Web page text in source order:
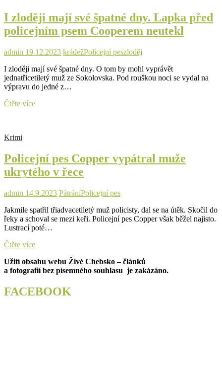
I zloději mají své špatné dny. Lapka před
policejním psem Cooperem neutekl
admin 19.12.2023 krádežPolicejní peszloděj
I zloději mají své špatné dny. O tom by mohl vyprávět
jednatřicetiletý muž ze Sokolovska. Pod rouškou noci se vydal na
výpravu do jedné z…
Čtěte víceI
Lapka
před
policejním
Cooperem
Krimi
Policejní pes Copper vypátral muže
ukrytého v řece
admin 14.9.2023 PátráníPolicejní pes
Jakmile spatřil třiadvacetiletý muž policisty, dal se na útěk. Skočil do
řeky a schoval se mezi keři. Policejní pes Copper však běžel najisto.
Lustrací poté…
Čtěte vícePolicejní
Copper
vypátral
ukrytého
v
Užití obsahu webu Živé Chebsko – článků
a fotografií bez písemného souhlasu je zakázáno.
FACEBOOK